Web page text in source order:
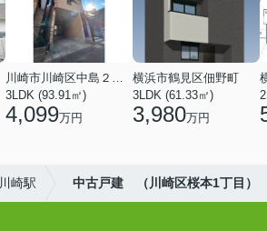
川崎市川崎区中島２丁目
3LDK (93.91㎡)
4,099万円
横浜市鶴見区佃野町
3LDK (61.33㎡)
3,980万円
川崎駅 中古戸建 （川崎区桜本1丁目）